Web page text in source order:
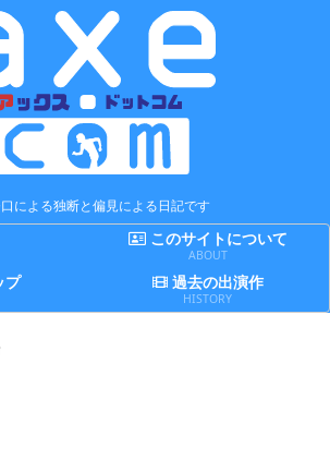
による独断と偏見による日記です
このサイトについて
ABOUT
プ 過去の出演作
HISTORY